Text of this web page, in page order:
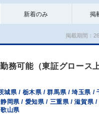
新着のみ 掲
掲載期間：
可能（東証グロース上
城県 / 栃木県 / 群馬県 / 埼玉県 /
岡県 / 愛知県 / 三重県 / 滋賀県 /
山県